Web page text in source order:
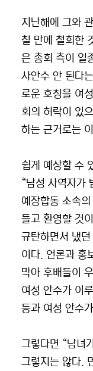
지난해에 그와
칠 만에 철회한
은 총회 측이 일
사안수 안 된다
로운 호칭을 여
회의 허락이 있
하는 근거로는
쉽게 예상할 수
“남성 사역자가
예장합동 소속
들고 환영할 것
규탄하면서 냈
이다. 언론과 홍
막아 후배들이
여성 안수가 이
등과 여성 안수
그렇다면 “남녀
그렇지는 않다.